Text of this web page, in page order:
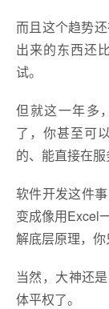
而且这个趋势
出来的东西还
试。
但就这一年多
了，你甚至可
的、能直接在服
软件开发这件
变成像用Excel
解底层原理，你
当然，大神还
体平权了。